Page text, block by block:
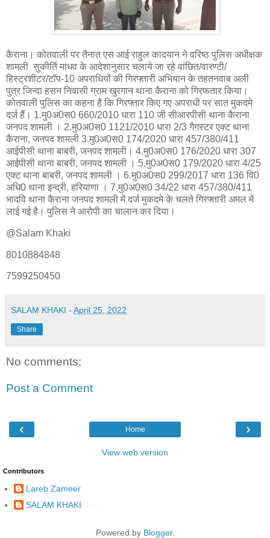
कैराना। कोतवाली पर तैनात एस आई राहुल कादयान ने वरिष्ठ पुलिस अधीक्षक
शामली सुकीर्ति माधव के आदेशानुसार चलाये जा रहे वांछित/वारण्टी/
हिस्ट्रशीटर/टॉप-10 अपराधियों की गिरफ्तारी अभियान के तहतनवाब अली
पुत्र जिन्दा हसन निवासी ग्राम खुरगान थाना कैराना को गिरफतार किया।
कोतवाली पुलिस का कहना है कि गिरफ्तार किए गए अपराधी पर सात मुकदमे
दर्ज हैं। 1.मु0अ0स0 660/2010 धारा 110 जी सीआरपीसी थाना कैराना
जनपद शामली । 2.मु0अ0स0 1121/2010 धारा 2/3 गैगस्टर एक्ट थाना
कैराना, जनपद शामली 3.मु0अ0स0 174/2020 धारा 457/380/411
आईपीसी थाना बाबरी, जनपद शामली। 4.मु0अ0स0 176/2020 धारा 307
आईपीसी थाना बाबरी, जनपद शामली । 5.मु0अ0स0 179/2020 धारा 4/25
एक्ट थाना बाबरी, जनपद शामली । 6.मु0अ0स0 299/2017 धारा 136 वि0
अधि0 थाना इन्द्री, हरियाणा । 7.मु0अ0स0 34/22 धारा 457/380/411
भादवि थाना कैराना जनपद शामली में दर्ज मुकदमे के चलते गिरफ्तारी अमल में
लाई गई है। पुलिस ने आरोपी का चालान कर दिया।
@Salam Khaki
8010884848
7599250450
SALAM KHAKI - April 25, 2022
Share
No comments:
Post a Comment
‹ ›
Home
View web version
Contributors
Lareb Zameer
SALAM KHAKI
Powered by Blogger.